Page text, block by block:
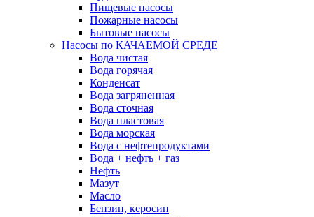
Пищевые насосы
Пожарные насосы
Бытовые насосы
Насосы по КАЧАЕМОЙ СРЕДЕ
Вода чистая
Вода горячая
Конденсат
Вода загряненная
Вода сточная
Вода пластовая
Вода морская
Вода с нефтепродуктами
Вода + нефть + газ
Нефть
Мазут
Масло
Бензин, керосин